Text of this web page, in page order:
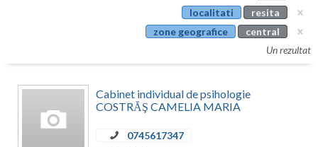
Caras-Severin
localitati
resita
zone geografice
central
Un rezultat
Cabinet individual de psihologie
COSTRĂŞ CAMELIA MARIA
0745617347